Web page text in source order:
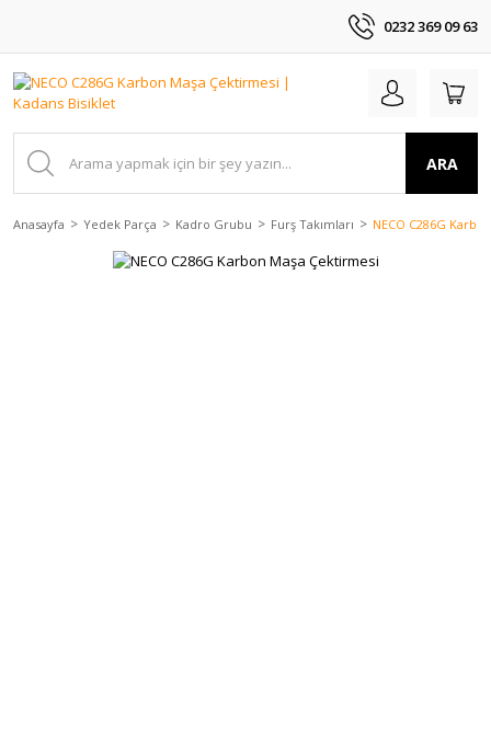
0232 369 09 63
ARA
Anasayfa Yedek Parça Kadro Grubu Furş Takımları NECO C286G